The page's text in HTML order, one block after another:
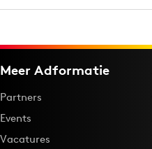
Meer Adformatie
Partners
Events
Vacatures